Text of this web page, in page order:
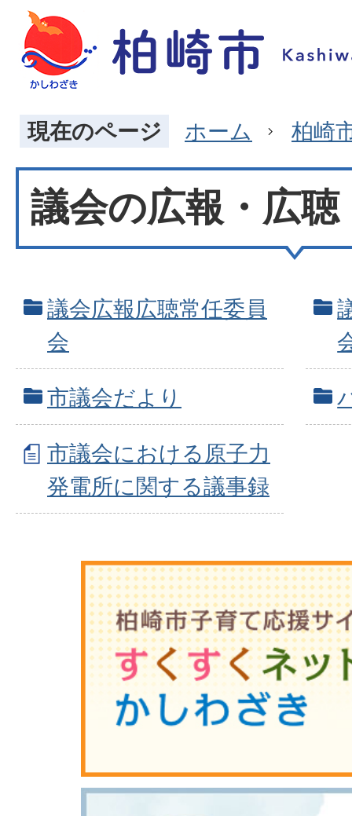
現在のページ ホーム 柏崎
議会の広報・広聴
議会広報広聴常任委員
会
市議会だより
市議会における原子力
発電所に関する議事録